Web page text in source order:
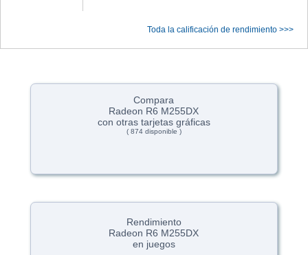
Toda la calificación de rendimiento >>>
Compara
Radeon R6 M255DX
con otras tarjetas gráficas
( 874 disponible )
Rendimiento
Radeon R6 M255DX
en juegos